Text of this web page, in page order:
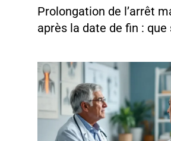
Prolongation de l’arrêt
après la date de fin : que